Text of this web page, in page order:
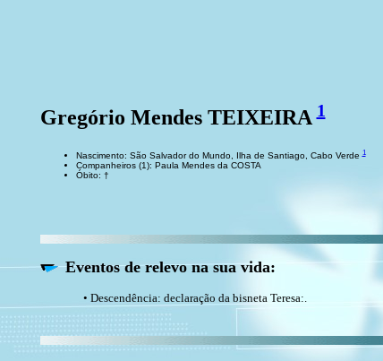
Gregório Mendes TEIXEIRA1
Nascimento: São Salvador do Mundo, Ilha de Santiago, Cabo Verde1
Companheiros (1): Paula Mendes da COSTA
Óbito: †
Eventos de relevo na sua vida:
• Descendência: declaração da bisneta Teresa:.